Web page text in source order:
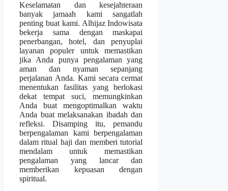
Keselamatan dan kesejahteraan
banyak jamaah kami sangatlah
penting buat kami. Alhijaz Indowisata
bekerja sama dengan maskapai
penerbangan, hotel, dan penyuplai
layanan populer untuk memastikan
jika Anda punya pengalaman yang
aman dan nyaman sepanjang
perjalanan Anda. Kami secara cermat
menentukan fasilitas yang berlokasi
dekat tempat suci, memungkinkan
Anda buat mengoptimalkan waktu
Anda buat melaksanakan ibadah dan
refleksi. Disamping itu, pemandu
berpengalaman kami berpengalaman
dalam ritual haji dan memberi tutorial
mendalam untuk memastikan
pengalaman yang lancar dan
memberikan kepuasan dengan
spiritual.